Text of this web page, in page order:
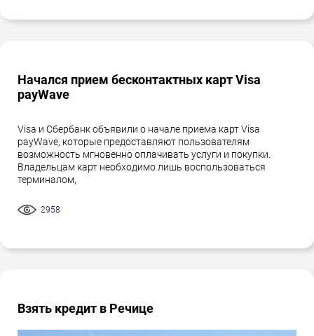
Начался прием бесконтактных карт Visa
payWave
Visa и Сбербанк объявили о начале приема карт Visa
payWave, которые предоставляют пользователям
возможность мгновенно оплачивать услуги и покупки.
Владельцам карт необходимо лишь воспользоваться
терминалом,
2958
Взять кредит в Речице